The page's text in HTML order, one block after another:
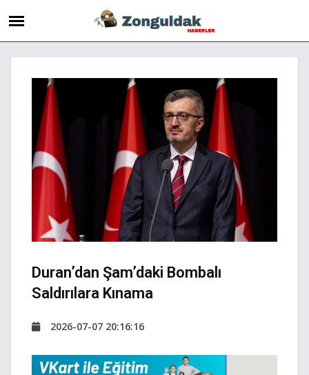
Duran’dan Şam’daki Bombalı
Saldırılara Kınama
2026-07-07 20:16:16